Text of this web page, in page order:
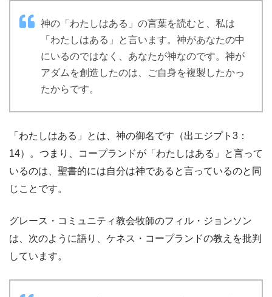
神の「わたしはある」の言葉を読むと、私は
「わたしはある」と言います。神があなたの中
にいるのではなく、あなたが神なのです。神が
アダムを創造したのは、ご自身を複製したかっ
たからです。
「わたしはある」とは、神の御名です（出エジプト3：
14）。つまり、コープランドが「わたしはある」と言って
いるのは、聖書的には自分は神であると言っているのと同
じことです。
グレース・コミュニティ教会牧師のフィル・ジョンソン
は、次のように語り、ケネス・コープランドの教えを批判
しています。